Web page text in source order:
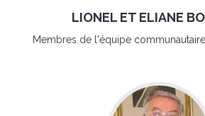
LIONEL ET ELIANE
Membres de l'équipe